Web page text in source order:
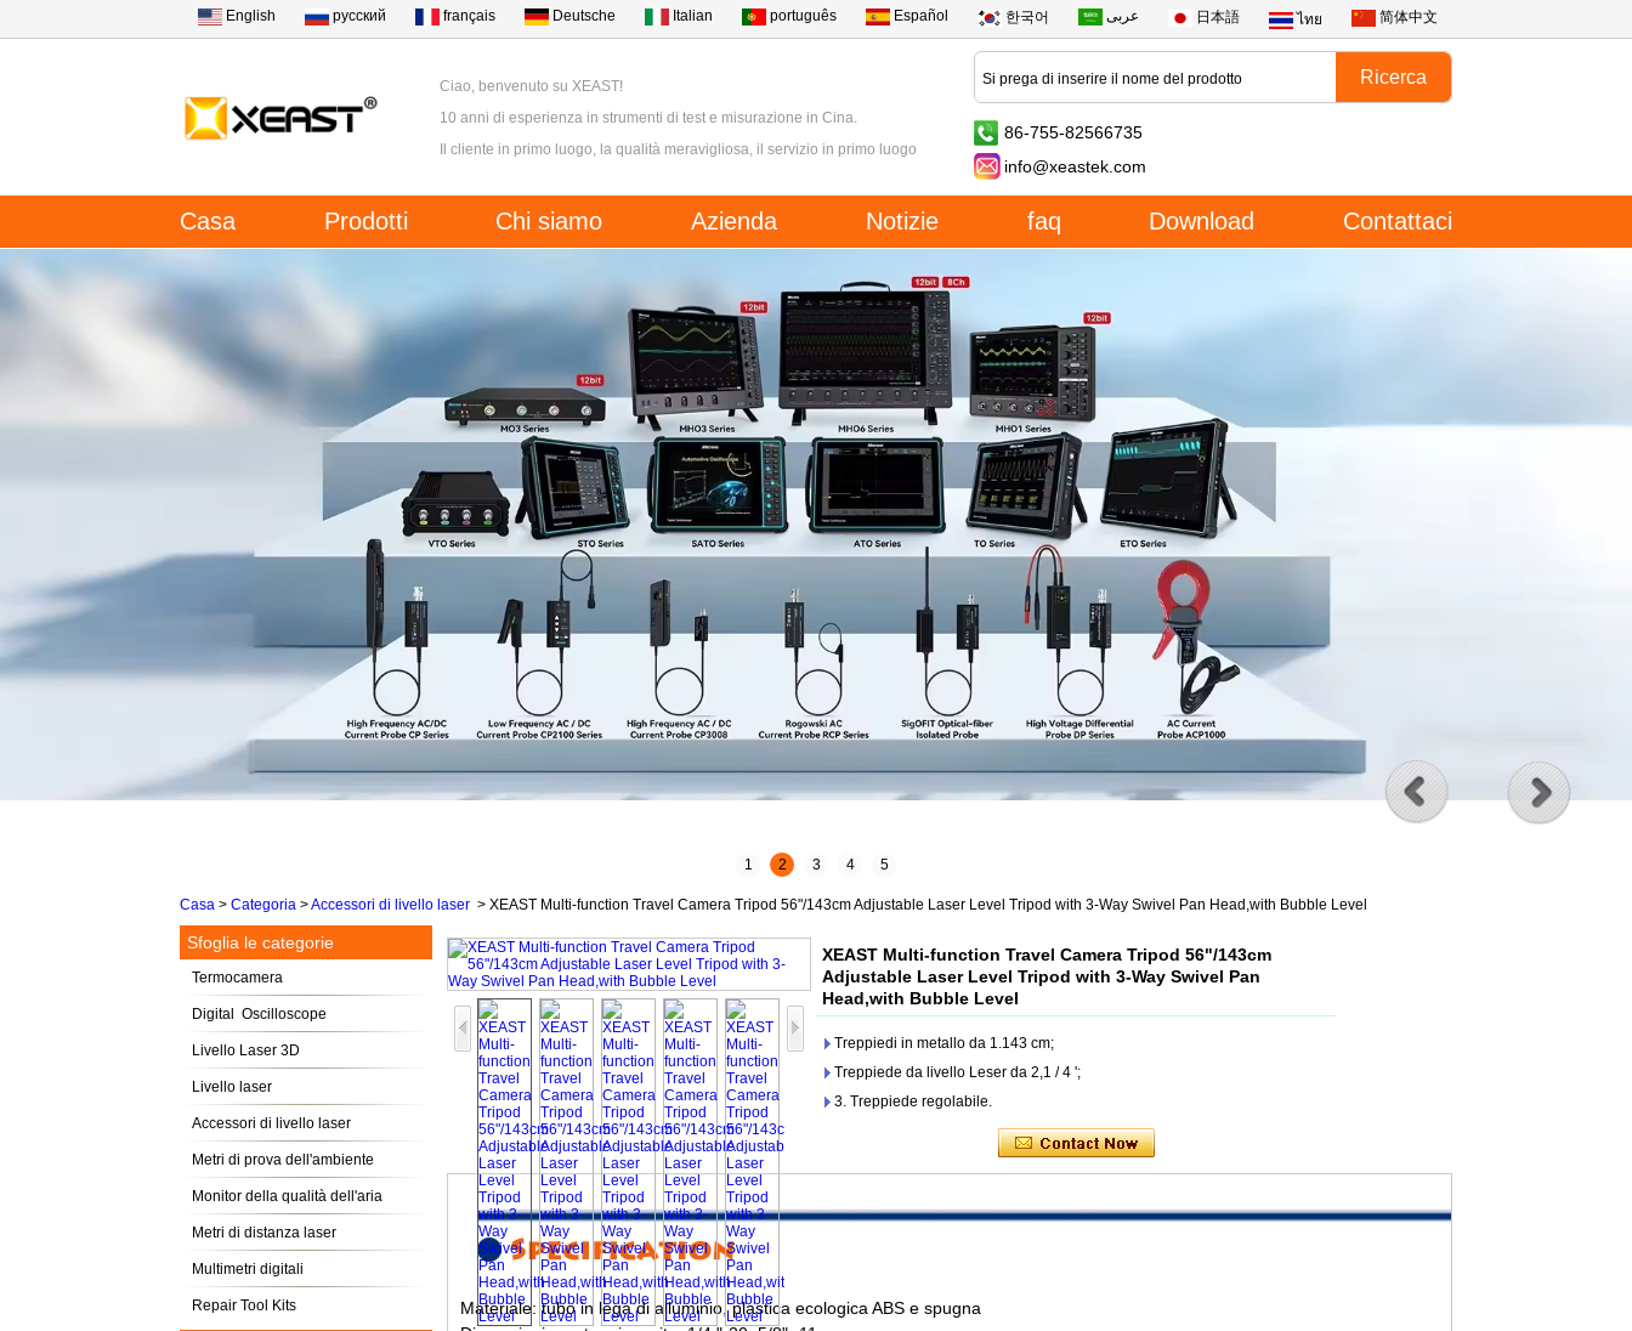
English русский français Deutsche Italian português Español 한국어 عربى 日本語 ไทย 简体中文
Ciao, benvenuto su XEAST!
10 anni di esperienza in strumenti di test e misurazione in Cina.
Il cliente in primo luogo, la qualità meravigliosa, il servizio in primo luogo
86-755-82566735
info@xeastek.com
Casa Prodotti Chi siamo Azienda Notizie faq Download Contattaci
1 2 3 4 5
Casa > Categoria >Accessori di livello laser > XEAST Multi-function Travel Camera Tripod 56"/143cm Adjustable Laser Level Tripod with 3-Way Swivel Pan Head,with Bubble Level
Sfoglia le categorie
Termocamera
Digital Oscilloscope
Livello Laser 3D
Livello laser
Accessori di livello laser
Metri di prova dell'ambiente
Monitor della qualità dell'aria
Metri di distanza laser
Multimetri digitali
Repair Tool Kits
XEAST Multi-function Travel Camera Tripod 56"/143cm
Adjustable Laser Level Tripod with 3-Way Swivel Pan
Head,with Bubble Level
Treppiedi in metallo da 1.143 cm;
Treppiede da livello Leser da 2,1 / 4 ';
3. Treppiede regolabile.
Materiale: tubo in lega di alluminio, plastica ecologica ABS e spugna